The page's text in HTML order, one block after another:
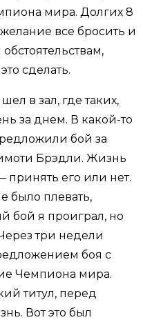
мира. Долгих 8
все бросить и
сделать.
в зал, где таких,
за днем. В какой-то
бой за
Брэдли. Жизнь
принять его или нет.
было плевать,
бой я проиграл, но
три недели
боя с
Чемпиона мира.
титул, перед
Вот это был